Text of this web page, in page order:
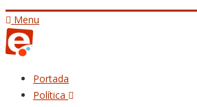
Menu
Portada
Política